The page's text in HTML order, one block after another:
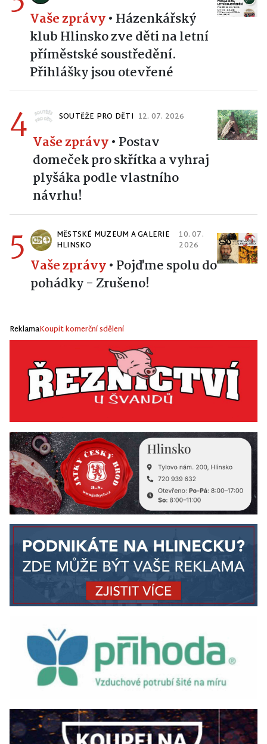
Vaše zprávy• Házenkářský
klub Hlinsko zve děti na letní
příměstské soustředění.
Přihlášky jsou otevřené
4 SOUTĚŽE PRO DĚTI 12. 07. 2026
Vaše zprávy• Postav
domeček pro skřítka a vyhraj
plyšáka podle vlastního
návrhu!
5
MĚSTSKÉ MUZEUM A GALERIE
HLINSKO
10. 07.
2026
Vaše zprávy• Pojďme spolu do
pohádky - Zrušeno!
ReklamaKoupit komerční sdělení